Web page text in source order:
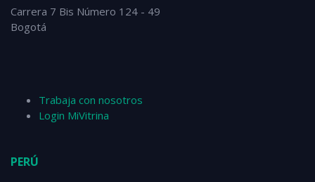
Carrera 7 Bis Número 124 - 49
Bogotá
Trabaja con nosotros
Login MiVitrina
PERÚ